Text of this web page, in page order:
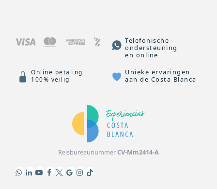
Telefonische
ondersteuning
en online
Online betaling
100% veilig
Unieke ervaringen
aan de Costa Blanca
ReisbureaunummerCV-Mm2414-A